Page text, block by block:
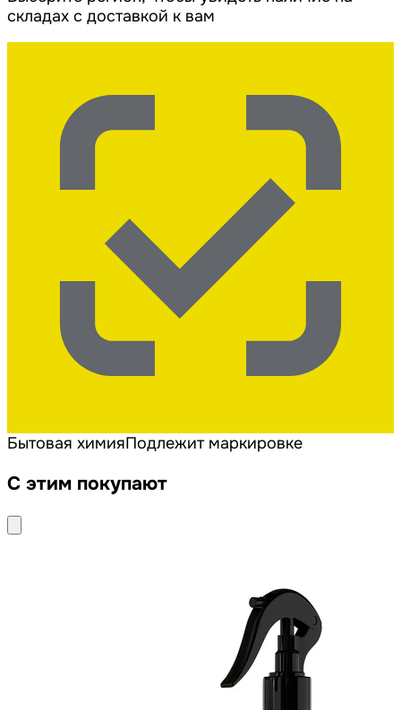
складах с доставкой к вам
Бытовая химияПодлежит маркировке
С этим покупают